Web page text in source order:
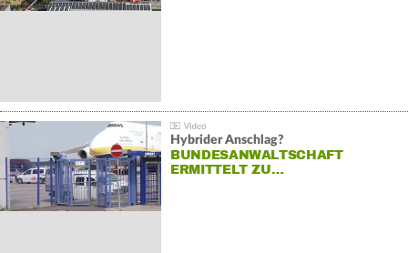
Hybrider Anschlag?
BUNDESANWALTSCHAFT
ERMITTELT ZU…